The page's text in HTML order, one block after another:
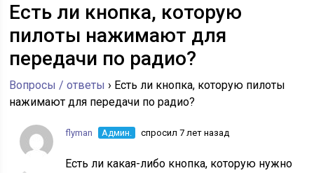
Есть ли кнопка, которую
пилоты нажимают для
передачи по радио?
Вопросы / ответы › Есть ли кнопка, которую пилоты
нажимают для передачи по радио?
flyman Админ. спросил 7 лет назад
Есть ли какая-либо кнопка, которую нужно